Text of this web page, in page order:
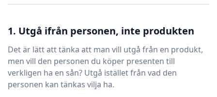
1. Utgå ifrån personen, inte produkten
Det är lätt att tänka att man vill utgå från en produkt,
men vill den personen du köper presenten till
verkligen ha en sån? Utgå istället från vad den
personen kan tänkas vilja ha.